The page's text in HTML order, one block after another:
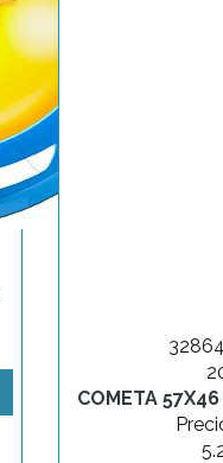
COMETA